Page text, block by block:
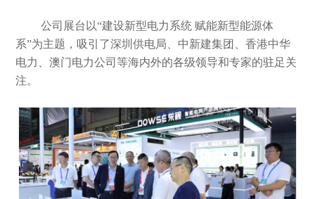
公司展台以“建设新型电力系统 赋能新型能源体
系”为主题，吸引了深圳供电局、中新建集团、香港中华
电力、澳门电力公司等海内外的各级领导和专家的驻足关
注。